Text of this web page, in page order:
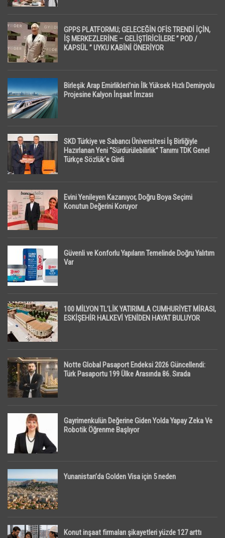
GPPS PLATFORMU; GELECEĞİN OFİS TRENDİ İÇİN,
İŞ MERKEZLERİNE – GELİŞTİRİCİLERE ” POD /
KAPSÜL ” UYKU KABİNİ ÖNERİYOR
Birleşik Arap Emirlikleri’nin İlk Yüksek Hızlı Demiryolu
Projesine Kalyon İnşaat İmzası
SKD Türkiye ve Sabancı Üniversitesi İş Birliğiyle
Hazırlanan Yeni “Sürdürülebilirlik” Tanımı TDK Genel
Türkçe Sözlük’e Girdi
Evini Yenileyen Kazanıyor, Doğru Boya Seçimi
Konutun Değerini Koruyor
Güvenli ve Konforlu Yapıların Temelinde Doğru Yalıtım
Var
100 MİLYON TL’LİK YATIRIMLA CUMHURİYET MİRASI,
ESKİŞEHİR HALKEVİ YENİDEN HAYAT BULUYOR
Notte Global Pasaport Endeksi 2026 Güncellendi:
Türk Pasaportu 199 Ülke Arasında 86. Sırada
Gayrimenkulün Değerine Giden Yolda Yapay Zeka Ve
Robotik Öğrenme Başlıyor
Yunanistan’da Golden Visa için 5 neden
Konut inşaat firmaları şikayetleri yüzde 127 arttı